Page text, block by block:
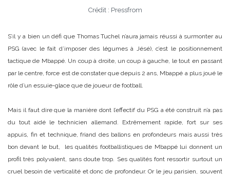
Crédit : Pressfrom
S’il y a bien un défi que Thomas Tuchel n’aura jamais réussi à surmonter au
PSG (avec le fait d’imposer des légumes à Jésé), c’est le positionnement
tactique de Mbappé. Un coup à droite, un coup à gauche, le tout en passant
par le centre, force est de constater que depuis 2 ans, Mbappé a plus joué le
rôle d’un essuie-glace que de joueur de football.
Mais il faut dire que la manière dont l’effectif du PSG a été construit n’a pas
du tout aidé le technicien allemand. Extrêmement rapide, fort sur ses
appuis, fin et technique, friand des ballons en profondeurs mais aussi très
bon devant le but, les qualités footballistiques de Mbappé lui donnent un
profil très polyvalent, sans doute trop. Ses qualités font ressortir surtout un
cruel besoin de verticalité et donc de profondeur. Or le jeu parisien, souvent